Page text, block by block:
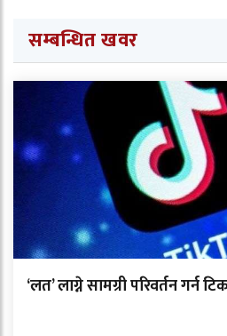
सम्बन्धित खवर
‘लत’ लाग्ने सामग्री परिवर्तन गर्न